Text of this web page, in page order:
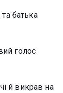
батька
голос
й викрав на